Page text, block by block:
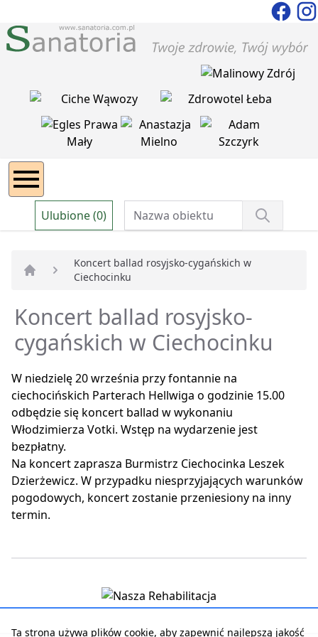
Ulubione (0)
Strona główna
Koncert ballad rosyjsko-cygańskich w
Ciechocinku
Koncert ballad rosyjsko-
cygańskich w Ciechocinku
W niedzielę 20 września przy fontannie na
ciechocińskich Parterach Hellwiga o godzinie 15.00
odbędzie się koncert ballad w wykonaniu
Włodzimierza Votki. Wstęp na wydarzenie jest
bezpłatny.
Na koncert zaprasza Burmistrz Ciechocinka Leszek
Dzierżewicz. W przypadku niesprzyjających warunków
pogodowych, koncert zostanie przeniesiony na inny
termin.
Ta strona używa plików cookie, aby zapewnić najlepszą jakość